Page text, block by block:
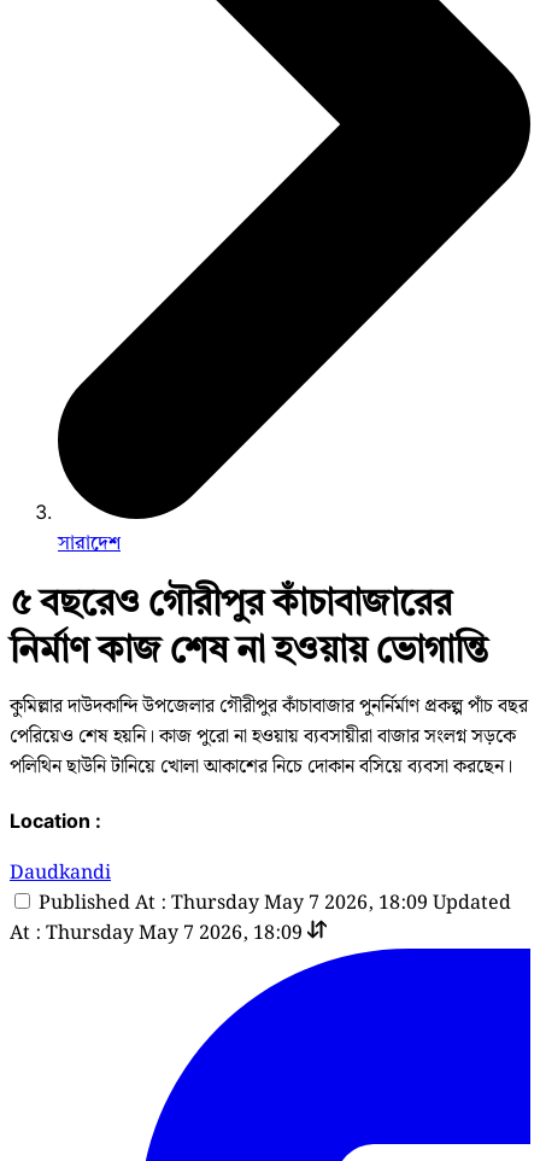
সারাদেশ
৫ বছরেও গৌরীপুর কাঁচাবাজারের
নির্মাণ কাজ শেষ না হওয়ায় ভোগান্তি
কুমিল্লার দাউদকান্দি উপজেলার গৌরীপুর কাঁচাবাজার পুনর্নির্মাণ প্রকল্প পাঁচ বছর
পেরিয়েও শেষ হয়নি। কাজ পুরো না হওয়ায় ব্যবসায়ীরা বাজার সংলগ্ন সড়কে
পলিথিন ছাউনি টানিয়ে খোলা আকাশের নিচে দোকান বসিয়ে ব্যবসা করছেন।
Location :
Daudkandi
Published At : Thursday May 7 2026, 18:09 Updated
At : Thursday May 7 2026, 18:09